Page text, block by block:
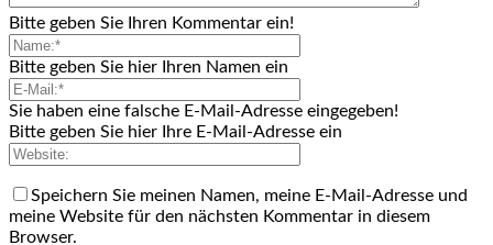
Bitte geben Sie Ihren Kommentar ein!
Bitte geben Sie hier Ihren Namen ein
Sie haben eine falsche E-Mail-Adresse eingegeben!
Bitte geben Sie hier Ihre E-Mail-Adresse ein
Speichern Sie meinen Namen, meine E-Mail-Adresse und
meine Website für den nächsten Kommentar in diesem
Browser.